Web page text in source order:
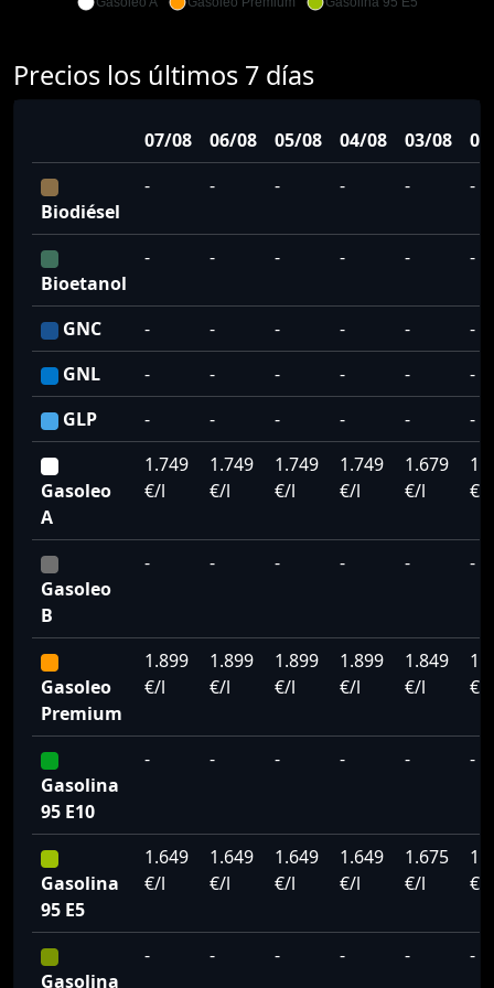
Precios los últimos 7 días
07/08 06/08 05/08 04/08 03/08
Biodiésel
- - - - - -
Bioetanol
- - - - - -
GNC - - - - -
-
GNL
- - - - -
-
GLP
- - - - - -
Gasoleo
A
1.749
€/l
1.749
€/l
1.749
€/l
1.749
€/l
1.679
€/l
€/l
Gasoleo
B
- - - - - -
Gasoleo
Premium
1.899
€/l
1.899
€/l
1.899
€/l
1.899
€/l
1.849
€/l
€/l
Gasolina
95 E10
- - - - - -
Gasolina
95 E5
1.649
€/l
1.649
€/l
1.649
€/l
1.649
€/l
1.675
€/l
€/l
Gasolina
- - - - - -